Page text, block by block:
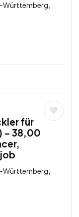
Württemberg,
für
– 38,00
Württemberg,